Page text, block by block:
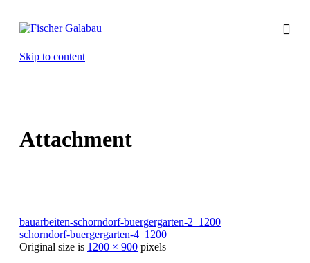
Skip to content
Attachment
bauarbeiten-schorndorf-buergergarten-2_1200
schorndorf-buergergarten-4_1200
Original size is 1200 × 900 pixels